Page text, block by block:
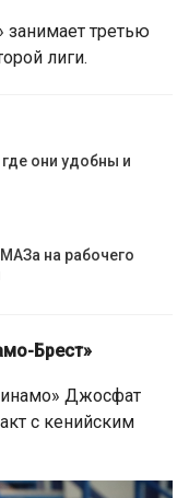
третью
лиги.
они удобны и
на рабочего
Брест»
Джосфат
с кенийским